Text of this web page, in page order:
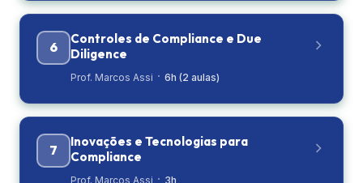
6
Controles de Compliance e Due
Diligence
Prof. Marcos Assi · 6h (2 aulas)
7
Inovações e Tecnologias para
Compliance
Prof. Marcos Assi · 3h